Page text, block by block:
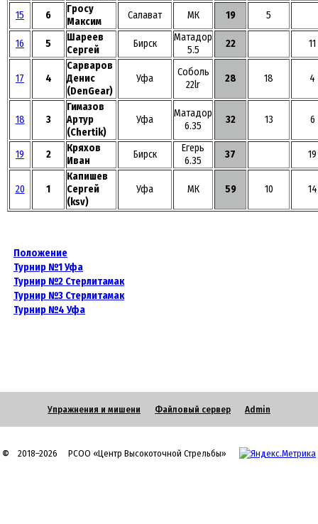
15 6
Гросу
Максим
Салават МК 19 5
16 5
Шареев
Сергей
Бирск
Матадор
5.5
22 11
17 4
Сарваров
Денис
(DenGear)
Уфа
Соболь
22lr
28 18 4
18 3
Гимазов
Артур
(Chertik)
Уфа
Матадор
6.35
32 13 6
19 2
Кряхов
Иван
Бирск
Егерь
6.35
37 19
20 1
Капишев
Сергей
(ksv)
Уфа МК 59 10 14
Положение
Турнир №1 Уфа
Турнир №2 Стерлитамак
Турнир №3 Стерлитамак
Турнир №4 Уфа
Упражнения и мишени Файловый сервер Admin
© 2018–2026 РСОО «Центр Высокоточной Стрельбы»